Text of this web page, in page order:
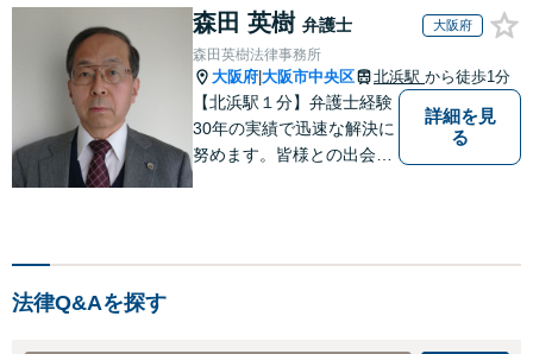
いたしますので、
お気軽にお問い合
【法テラス利用
可】
お伝えし、丁寧にサポ
ートいたしますので、
お気軽にお問い合わせ
ください。【休日・夜
間面談可】
森田 英樹 弁護士 大阪府
森田英樹法律事務所
大阪府 大阪市中央区 北浜駅 から徒歩1分
【北浜駅１分】弁護士経験
30年の実績で迅速な解決に
努めます。皆様との出会い
詳細を見
る
法律Q&Aを探す